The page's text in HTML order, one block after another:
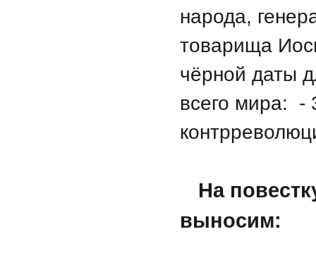
народа,
товарища
чёрной даты
всего мира: -
На
выносим: